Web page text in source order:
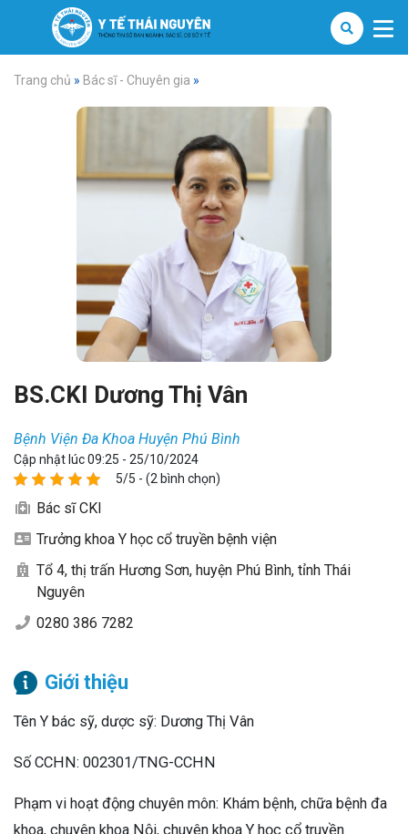
Trang chủ » Bác sĩ - Chuyên gia »
BS.CKI Dương Thị Vân
Bệnh Viện Đa Khoa Huyện Phú Bình
Cập nhật lúc 09:25 - 25/10/2024
5/5 - (2 bình chọn)
Bác sĩ CKI
Trưởng khoa Y học cổ truyền bệnh viện
Tổ 4, thị trấn Hương Sơn, huyện Phú Bình, tỉnh Thái
Nguyên
0280 386 7282
Giới thiệu
Tên Y bác sỹ, dược sỹ: Dương Thị Vân
Số CCHN: 002301/TNG-CCHN
Phạm vi hoạt động chuyên môn: Khám bệnh, chữa bệnh đa
khoa, chuyên khoa Nội, chuyên khoa Y học cổ truyền